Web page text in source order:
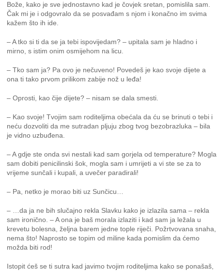
Bože, kako je sve jednostavno kad je čovjek sretan, pomislila sam.
Čak mi je i odgovralo da se posvađam s njom i konačno im svima
kažem što ih ide.
– A tko si ti da se ja tebi ispovijedam? – upitala sam je hladno i
mirno, s istim onim osmijehom na licu.
– Tko sam ja? Pa ovo je nečuveno! Povedeš je kao svoje dijete a
ona ti tako prvom prilikom zabije nož u leđa!
– Oprosti, kao čije dijete? – nisam se dala smesti.
– Kao svoje! Tvojim sam roditeljima obećala da ću se brinuti o tebi i
neću dozvoliti da me sutradan pljuju zbog tvog bezobrazluka – bila
je vidno uzbuđena.
– A gdje ste onda svi nestali kad sam gorjela od temperature? Mogla
sam dobiti penicilinski šok, mogla sam i umrijeti a vi ste se za to
vrijeme sunčali i kupali, a uvečer paradirali!
– Pa, netko je morao biti uz Sunčicu…
– …da ja ne bih slučajno rekla Slavku kako je izlazila sama – rekla
sam ironično. – A ona je baš morala izlaziti i kad sam ja ležala u
krevetu bolesna, željna barem jedne tople riječi. Požrtvovana snaha,
nema što! Naprosto se topim od miline kada pomislim da ćemo
možda biti rod!
Istopit ćeš se ti sutra kad javimo tvojim roditeljima kako se ponašaš,